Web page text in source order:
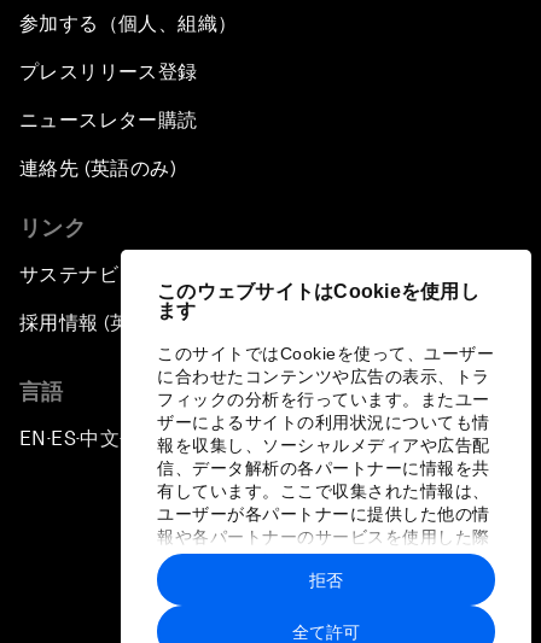
このウェブサイトはCookieを使用し
ます
このサイトではCookieを使って、ユーザー
に合わせたコンテンツや広告の表示、トラ
フィックの分析を行っています。またユー
ザーによるサイトの利用状況についても情
報を収集し、ソーシャルメディアや広告配
信、データ解析の各パートナーに情報を共
有しています。ここで収集された情報は、
ユーザーが各パートナーに提供した他の情
報や各パートナーのサービスを使用した際
に収集された情報と組み合わされ、各パー
トナーによって使用されることがありま
す。
全て許可
拒否
参加する（個人、組織）
プレスリリース登録
ニュースレター購読
連絡先 (英語のみ)
リンク
サステナビリティへの取り組み
採用情報 (英語のみ)
言語
EN ▪ES▪中文▪ 日本語
プライバシーポリシーと利用規約